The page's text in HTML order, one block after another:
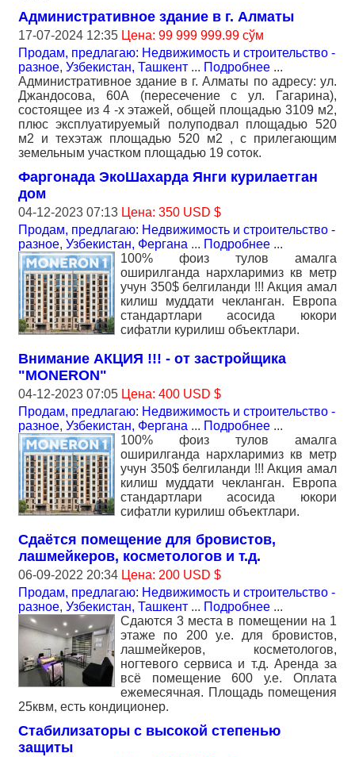
Административное здание в г. Алматы
17-07-2024 12:35 Цена: 99 999 999.99 сўм
Продам, предлагаю: Недвижимость и строительство -
разное, Узбекистан, Ташкент ... Подробнее ...
Административное здание в г. Алматы по адресу: ул.
Джандосова, 60А (пересечение с ул. Гагарина),
состоящее из 4 -х этажей, общей площадью 3109 м2,
плюс эксплуатируемый полуподвал площадью 520
м2 и техэтаж площадью 520 м2 , с прилегающим
земельным участком площадью 19 соток.
Фаргонада ЭкоШахарда Янги курилаетган
дом
04-12-2023 07:13 Цена: 350 USD $
Продам, предлагаю: Недвижимость и строительство -
разное, Узбекистан, Фергана ... Подробнее ...
100% фоиз тулов амалга
оширилганда нархларимиз кв метр
учун 350$ белгиланди !!! Акция амал
килиш муддати чекланган. Европа
стандартлари асосида юкори
сифатли курилиш объектлари.
Внимание АКЦИЯ !!! - от застройщика
"MONERON"
04-12-2023 07:05 Цена: 400 USD $
Продам, предлагаю: Недвижимость и строительство -
разное, Узбекистан, Фергана ... Подробнее ...
100% фоиз тулов амалга
оширилганда нархларимиз кв метр
учун 350$ белгиланди !!! Акция амал
килиш муддати чекланган. Европа
стандартлари асосида юкори
сифатли курилиш объектлари.
Сдаётся помещение для бровистов,
лашмейкеров, косметологов и т.д.
06-09-2022 20:34 Цена: 200 USD $
Продам, предлагаю: Недвижимость и строительство -
разное, Узбекистан, Ташкент ... Подробнее ...
Сдаются 3 места в помещении на 1
этаже по 200 у.е. для бровистов,
лашмейкеров, косметологов,
ногтевого сервиса и т.д. Аренда за
всё помещение 600 у.е. Оплата
ежемесячная. Площадь помещения
25квм, есть кондиционер.
Стабилизаторы с высокой степенью
защиты